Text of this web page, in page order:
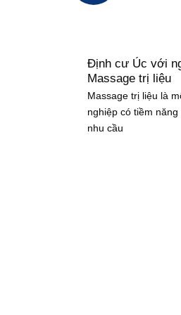
Định cư Úc với
Massage trị liệu
Massage trị liệu là
nghiệp có tiềm
nhu cầu